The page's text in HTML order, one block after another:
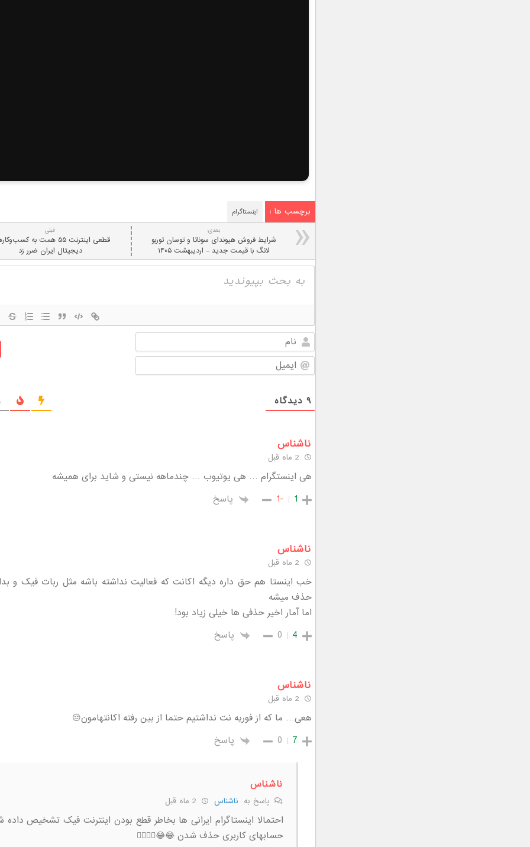
برچسب ها : اینستاگرام
قبلی
قطعی اینترنت ۵۵ همت به
دیجیتال ایران ضرر زد
بعدی:
شرایط فروش هیوندای سوناتا و توسان توربو
لانگ با قیمت جدید – اردیبهشت ۱۴۰۵
نام
ایمیل
۹ دیدگاه
ناشناس
هی اینستگرام … هی یوتیوب … چندماهه نیستی و شاید برای همیشه
1
-1 پاسخ
ناشناس
خب اینستا هم حق داره دیگه اکانت که فعالیت نداشته باشه مثل ربات فیک و
حذف میشه
اما آمار اخیر حذفی ها خیلی زیاد بود!
4
0 پاسخ
ناشناس
هعی… ما که از فوریه نت نداشتیم حتما از بین رفته اکانتهامون😔
7
0 پاسخ
ناشناس
پاسخ به ناشناس
احتمالا اینستاگرام ایرانی ها بخاطر قطع بودن اینترنت فیک تشخیص
حسابهای کاربری حذف شدن 😂😂🤦‍♂️🤦‍♂️